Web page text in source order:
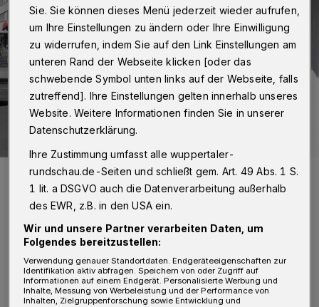
Erlass der Sondernutzungsgebühr: Aufwind für die Wuppertaler
amit will Oberbürgermeister Andreas
Sie. Sie können dieses Menü jederzeit wieder aufrufen,
um Ihre Einstellungen zu ändern oder Ihre Einwilligung
zu widerrufen, indem Sie auf den Link Einstellungen am
unteren Rand der Webseite klicken [oder das
schwebende Symbol unten links auf der Webseite, falls
zutreffend]. Ihre Einstellungen gelten innerhalb unseres
Website. Weitere Informationen finden Sie in unserer
Datenschutzerklärung.
Ihre Zustimmung umfasst alle wuppertaler-
rundschau.de-Seiten und schließt gem. Art. 49 Abs. 1 S.
1 lit. a DSGVO auch die Datenverarbeitung außerhalb
des EWR, z.B. in den USA ein.
Wir und unsere Partner verarbeiten Daten, um
Folgendes bereitzustellen:
Verwendung genauer Standortdaten. Endgeräteeigenschaften zur
Identifikation aktiv abfragen. Speichern von oder Zugriff auf
Informationen auf einem Endgerät. Personalisierte Werbung und
Inhalte, Messung von Werbeleistung und der Performance von
Inhalten, Zielgruppenforschung sowie Entwicklung und